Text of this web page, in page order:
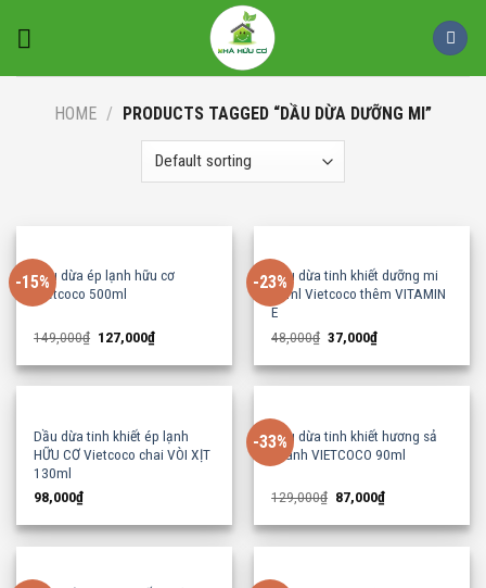
HOME / PRODUCTS TAGGED “DẦU DỪA DƯỠNG MI”
-15%Dầu dừa ép lạnh hữu cơ
Vietcoco 500ml
149,000₫ Original
price
was:
149,000₫.
127,000₫Current
is:
127,000₫.
-23%Dầu dừa tinh khiết dưỡng mi
10ml Vietcoco thêm VITAMIN
E
48,000₫ Original
price
was:
48,000₫.
37,000₫Current
is:
37,000₫.
Dầu dừa tinh khiết ép lạnh
HỮU CƠ Vietcoco chai VÒI XỊT
130ml
98,000₫
-33%Dầu dừa tinh khiết hương sả
chanh VIETCOCO 90ml
129,000₫ Original
price
was:
129,000₫.
87,000₫Current
is:
87,000₫.